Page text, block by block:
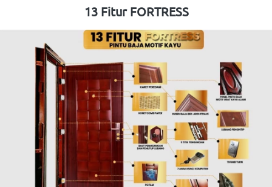
13 Fitur FORTRESS